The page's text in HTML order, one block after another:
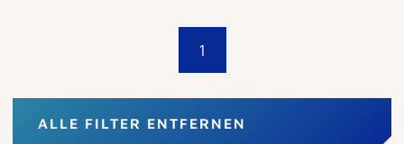
1
ALLE FILTER ENTFERNEN